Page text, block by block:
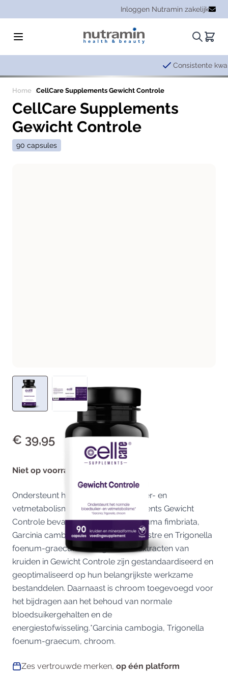
Inloggen Nutramin zakelijk
Zoeken.
Consistente kwaliteit enbetrouwbaarheid
Home CellCare Supplements Gewicht Controle
CellCare Supplements
Gewicht Controle
90 capsules
Ondersteunt het normale bloedsuiker- en
vetmetabolisme.*CellCare Supplements Gewicht
Controle bevat extracten van Caralluma fimbriata,
Garcinia cambogia, Gymnema sylvestre en Trigonella
foenum-graecum (Fenegriek). De extracten van
kruiden in Gewicht Controle zijn gestandaardiseerd en
geoptimaliseerd op hun belangrijkste werkzame
bestanddelen. Daarnaast is chroom toegevoegd voor
het bijdragen aan het behoud van normale
bloedsuikergehalten en de
energiestofwisseling.*Garcinia cambogia, Trigonella
foenum-graecum, chroom.
€ 39,95
Niet op voorraad
Zes vertrouwde merken, op één platform